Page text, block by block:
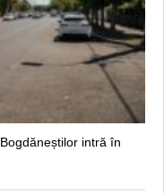
intră în